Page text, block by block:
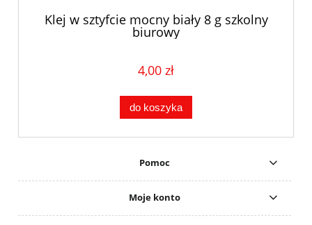
Klej w sztyfcie mocny biały 8 g szkolny
biurowy
4,00 zł
do koszyka
Pomoc
Moje konto